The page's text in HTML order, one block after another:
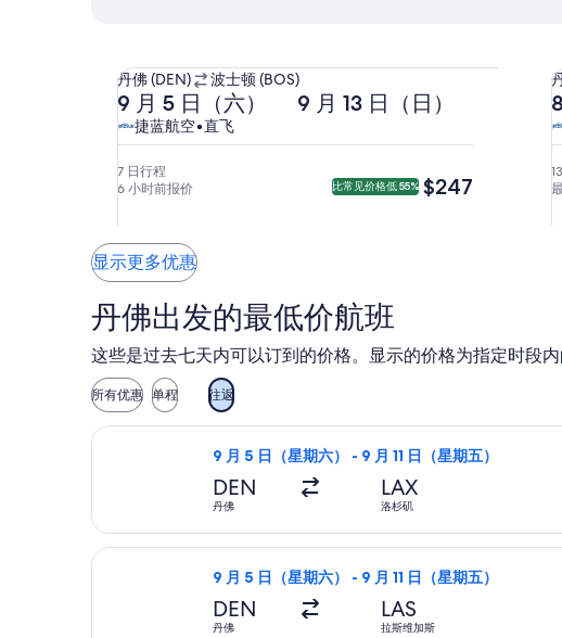
从
丹
佛
(DEN)
前
往
士
顿
丹佛 (DEN) 波士顿 (BOS)
去
程
9
月
5
（六）
23:37
从
丹
佛
出
发，
9
月
到
9 月 5 日（六）
返
9
波
士
顿
11:33
到
达
丹
9 月 13 日（日）
捷
蓝
航
空，
直
飞。
捷蓝航空•直飞
捷
蓝
航
空
7 日行程
6 小时前报价
比常见价格低 55% $247
$247
丹
前
去
8
月
航
直
航
显示更多优惠
丹佛出发的最低价航班
这些是过去七天内可以订到的价格。显示的价格为指定时段
所有优惠 单程 往返
9 月 5 日（星期六） - 9 月 11 日（星期五）
DEN
丹佛
LAX
洛杉矶
选择边疆航空航班，9 月 5 日（星期六）从丹
9 月 5 日（星期六） - 9 月 11 日（星期五）
DEN
丹佛
LAS
拉斯维加斯
选择边疆航空航班，9 月 5 日（星期六）从丹